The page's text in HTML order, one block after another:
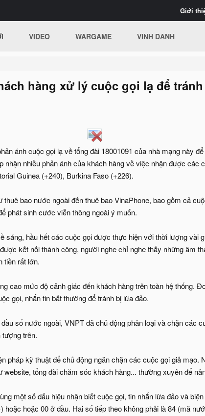
Giới
VIDEO WARGAME VINH DANH
hàng xử lý cuộc gọi lạ để
ánh cuộc gọi lạ về tổng đài 18001091 của nhà mạng này
nhận nhiều phản ánh của khách hàng về việc nhận được các
Guinea (+240), Burkina Faso (+226).
bao nước ngoài đến thuê bao VinaPhone, bao gồm cả
phát sinh cước viễn thông ngoài ý muốn.
sáng, hầu hết các cuộc gọi được thực hiện với thời lượng vài
kết nối thành công, người nghe chỉ nghe thấy những âm
tiền rất lớn.
cao mức độ cảnh giác đến khách hàng trên toàn hệ thống.
gọi, nhắn tin bất thường để tránh bị lừa đảo.
số nước ngoài, VNPT đã chủ động phân loại và chặn các
tượng trên.
pháp kỹ thuật để chủ động ngăn chặn các cuộc gọi giả mạo.
tổng đài chăm sóc khách hàng... thường xuyên để
một số dấu hiệu nhận biết cuộc gọi, tin nhắn lừa đảo và
hoặc hoặc 00 ở đầu. Hai số tiếp theo không phải là 84 (mã